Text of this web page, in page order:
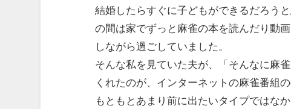
結婚したらすぐに子どもができるだろう
の間は家でずっと麻雀の本を読んだり動
しながら過ごしていました。
そんな私を見ていた夫が、「そんなに麻
くれたのが、インターネットの麻雀番組
もともとあまり前に出たいタイプではな